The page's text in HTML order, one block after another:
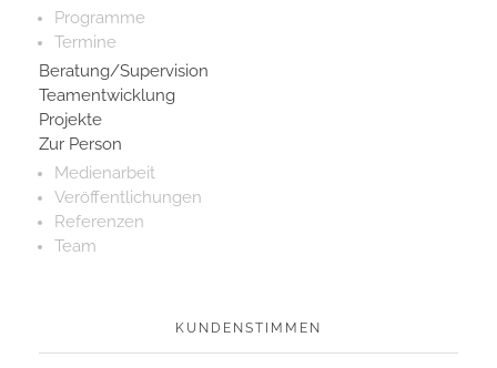
Programme
Termine
Beratung/Supervision
Teamentwicklung
Projekte
Zur Person
Medienarbeit
Veröffentlichungen
Referenzen
Team
KUNDENSTIMMEN